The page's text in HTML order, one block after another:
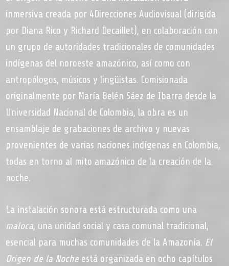
inmersiva creada por 4Direcciones Audiovisual (dirigida
por Diana Rico y Richard Decaillet), en colaboración con
un grupo de autoridades tradicionales de comunidades
indígenas del noroeste amazónico, así como con
antropólogos, músicos y lingüistas. Comisionada
originalmente por María Belén Sáez de Ibarra desde la
Universidad Nacional de Colombia, la obra es un
ensamblaje de grabaciones de archivo y nuevas
provenientes de varias naciones indígenas en Colombia,
todas en torno al mito amazónico de la creación de la
noche.
La instalación sonora está estructurada como una
maloca, una unidad social y casa comunal tradicional,
esencial para muchas comunidades de la Amazonía. El
Origen de la Nocheestá organizada en ocho capítulos